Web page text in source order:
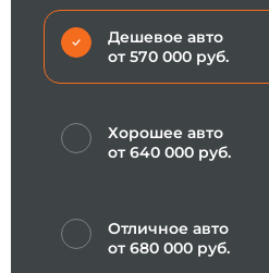
Дешевое авто
от 570 000 руб.
Хорошее авто
от 640 000 руб.
Отличное авто
от 680 000 руб.